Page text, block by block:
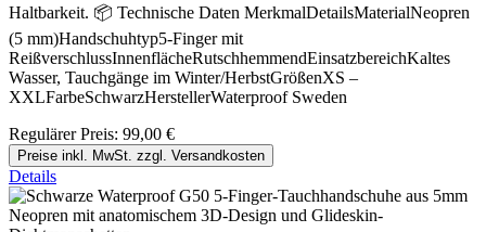
Haltbarkeit. 📦 Technische Daten MerkmalDetailsMaterialNeopren
(5 mm)Handschuhtyp5-Finger mit
ReißverschlussInnenflächeRutschhemmendEinsatzbereichKaltes
Wasser, Tauchgänge im Winter/HerbstGrößenXS –
XXLFarbeSchwarzHerstellerWaterproof Sweden
Regulärer Preis: 99,00 €
Preise inkl. MwSt. zzgl. Versandkosten
Details